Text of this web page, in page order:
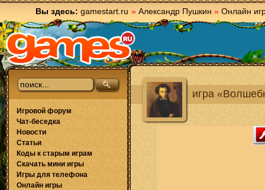
Вы здесь: gamestart.ru » Александр Пушкин » Онлайн
игра
Игровой форум
Чат-беседка
Новости
Статьи
Коды к старым играм
Скачать мини игры
Игры для телефона
Онлайн игры